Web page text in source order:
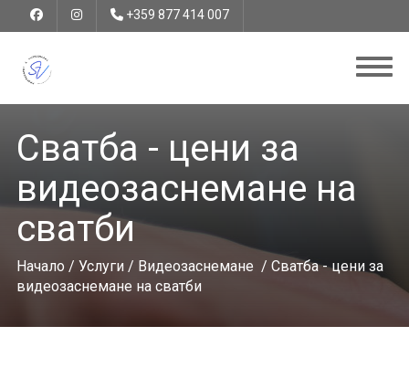
+359 877 414 007
Сватба - цени за
видеозаснемане на
сватби
Начало / Услуги/ Видеозаснемане / Сватба - цени за
видеозаснемане на сватби